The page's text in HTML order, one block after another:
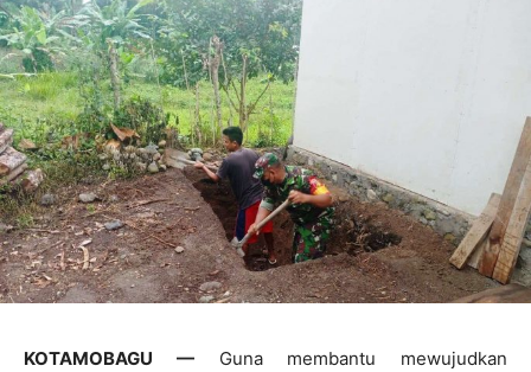
KOTAMOBAGU —Guna membantu mewujudkan